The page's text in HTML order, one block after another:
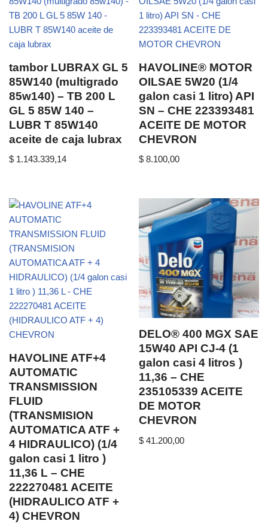
tambor LUBRAX GL 5
85W140 (multigrado
85w140) – TB 200 L
GL 5 85W 140 –
LUBR T 85W140
aceite de caja lubrax
$ 1.143.339,14
HAVOLINE® MOTOR
OILSAE 5W20 (1/4
galon casi 1 litro) API
SN – CHE 223393481
ACEITE DE MOTOR
CHEVRON
$ 8.100,00
HAVOLINE ATF+4
AUTOMATIC
TRANSMISSION
FLUID
(TRANSMISION
AUTOMATICA ATF +
4 HIDRAULICO) (1/4
galon casi 1 litro )
11,36 L – CHE
222270481 ACEITE
(HIDRAULICO ATF +
4) CHEVRON
DELO® 400 MGX SAE
15W40 API CJ-4 (1
galon casi 4 litros )
11,36 – CHE
235105339 ACEITE
DE MOTOR
CHEVRON
$ 41.200,00